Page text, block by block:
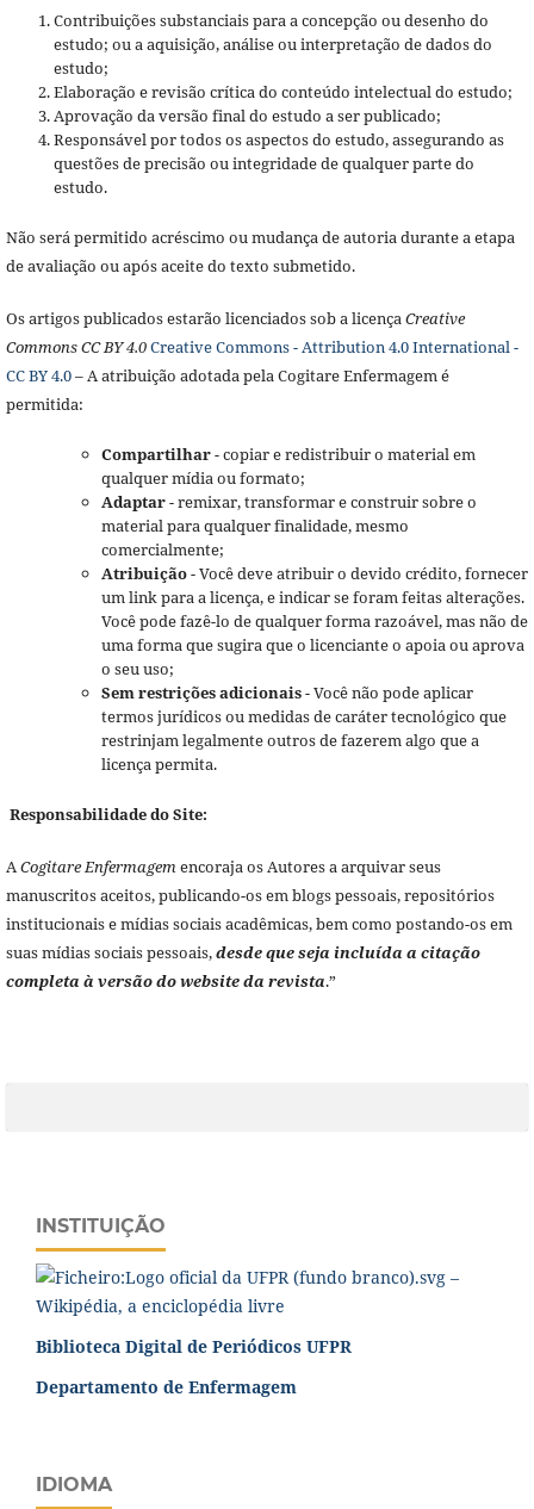
Contribuições substanciais para a concepção ou desenho do
estudo; ou a aquisição, análise ou interpretação de dados do
estudo;
Elaboração e revisão crítica do conteúdo intelectual do estudo;
Aprovação da versão final do estudo a ser publicado;
Responsável por todos os aspectos do estudo, assegurando as
questões de precisão ou integridade de qualquer parte do
estudo.
Não será permitido acréscimo ou mudança de autoria durante a etapa
de avaliação ou após aceite do texto submetido.
Os artigos publicados estarão licenciados sob a licençaCreative
Commons CC BY 4.0Creative Commons - Attribution 4.0 International -
CC BY 4.0– A atribuição adotada pela Cogitare Enfermagem é
permitida:
Compartilhar- copiar e redistribuir o material em
qualquer mídia ou formato;
Adaptar- remixar, transformar e construir sobre o
material para qualquer finalidade, mesmo
comercialmente;
Atribuição- Você deve atribuir o devido crédito, fornecer
um link para a licença, e indicar se foram feitas alterações.
Você pode fazê-lo de qualquer forma razoável, mas não de
uma forma que sugira que o licenciante o apoia ou aprova
o seu uso;
Sem restrições adicionais- Você não pode aplicar
termos jurídicos ou medidas de caráter tecnológico que
restrinjam legalmente outros de fazerem algo que a
licença permita.
Responsabilidade do Site:
ACogitare Enfermagemencoraja os Autores a arquivar seus
manuscritos aceitos, publicando-os em blogs pessoais, repositórios
institucionais e mídias sociais acadêmicas, bem como postando-os em
suas mídias sociais pessoais,desde que seja incluída a citação
completa à versão do website da revista.”
INSTITUIÇÃO
Biblioteca Digital de Periódicos UFPR
Departamento de Enfermagem
IDIOMA